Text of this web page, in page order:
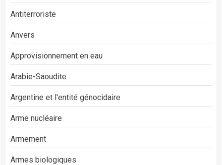
Antiterroriste
Anvers
Approvisionnement en eau
Arabie-Saoudite
Argentine et l'entité génocidaire
Arme nucléaire
Armement
Armes biologiques